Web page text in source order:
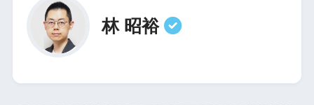
林 昭裕